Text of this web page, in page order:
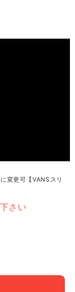
変更可【VANSスリ
さい